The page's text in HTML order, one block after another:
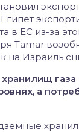
экспорт
в ЕС из-за
Tamar
на Израиль
газа
а